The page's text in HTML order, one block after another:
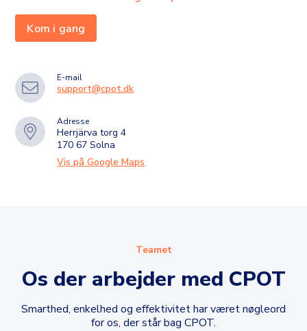
E-mail
support@cpot.dk
Adresse
Herrjärva torg 4
170 67 Solna
Vis på Google Maps
Teamet
Os der arbejder med CPOT
Smarthed, enkelhed og effektivitet har været nøgleord
for os, der står bag CPOT.